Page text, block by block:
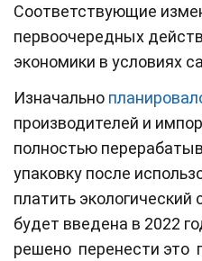
Соответствующие
первоочередных
экономики в условиях
Изначально
производителей и
полностью
упаковку после
платить экологический
будет введена в 2022
решено перенести это